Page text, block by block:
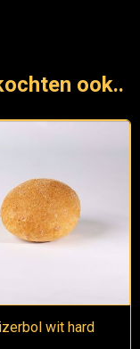
ook..
wit hard